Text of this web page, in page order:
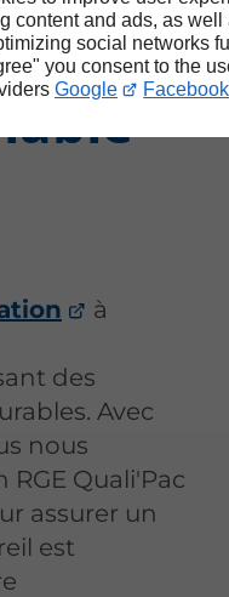
content and ads, as well
social networks
you consent to the
Google Facebook
à
des
Avec
nous
Quali'Pac
assurer un
est